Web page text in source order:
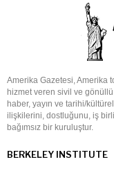
Amerika Gazetesi, Amerika
hizmet veren sivil ve
haber, yayın ve tarihi/
ilişkilerini, dostluğunu, iş
bağımsız bir kuruluştur.
BERKELEY INSTITUTE